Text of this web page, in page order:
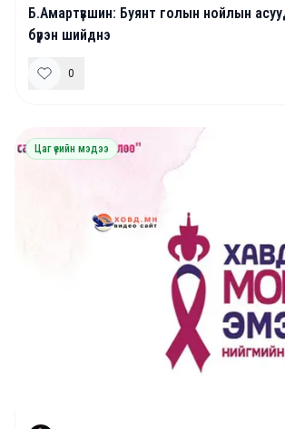
Б.Амартүвшин: Буянт голын нойлын
бүрэн шийднэ
0
Цаг үеийн мэдээ